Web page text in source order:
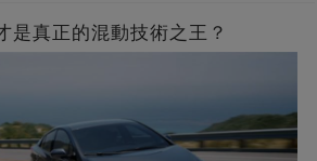
是真正的混動技術之王？